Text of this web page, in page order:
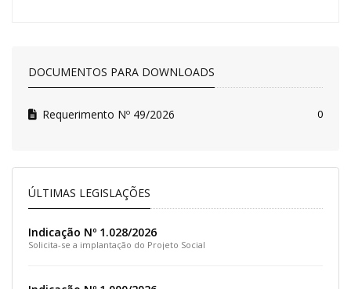
DOCUMENTOS PARA DOWNLOADS
Requerimento Nº 49/2026 0
ÚLTIMAS LEGISLAÇÕES
Indicação Nº 1.028/2026
Solicita-se a implantação do Projeto Social